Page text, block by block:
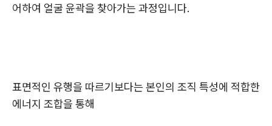
어하여 얼굴 윤곽을 찾아가는 과정입니다.
표면적인 유행을 따르기보다는 본인의 조직 특성에 적합한
에너지 조합을 통해